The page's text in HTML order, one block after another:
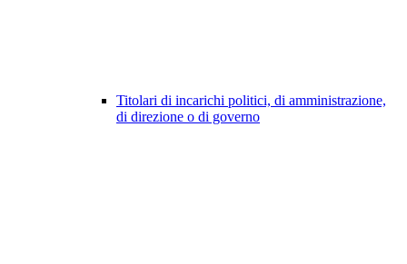
Titolari di incarichi politici, di amministrazione,
di direzione o di governo